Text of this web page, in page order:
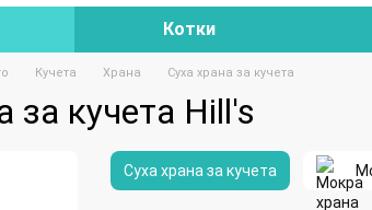
Котки
Кучета Храна Суха храна за кучета
за кучета Hill's
Суха храна за кучета